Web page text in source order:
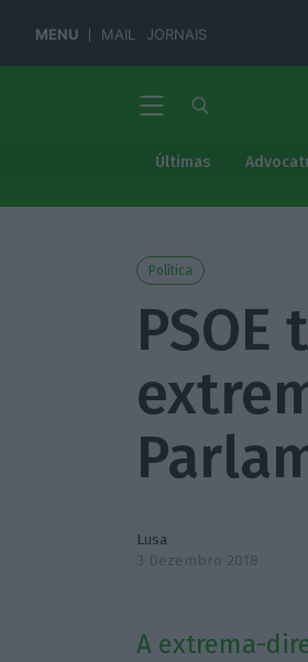
MENU MAIL JORNAIS
Últimas
Política
Lusa
3 Dezembro 2018
A extrema-